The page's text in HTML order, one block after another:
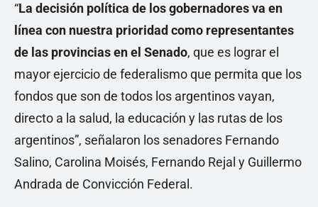
“La decisión política de los gobernadores va en
línea con nuestra prioridad como representantes
de las provincias en el Senado, que es lograr el
mayor ejercicio de federalismo que permita que los
fondos que son de todos los argentinos vayan,
directo a la salud, la educación y las rutas de los
argentinos”, señalaron los senadores Fernando
Salino, Carolina Moisés, Fernando Rejal y Guillermo
Andrada de Convicción Federal.